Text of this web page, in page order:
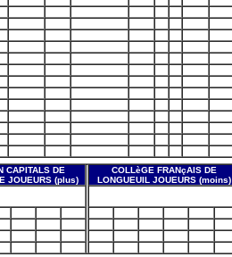
CAPITALS DE
JOUEURS (plus)
COLLèGE FRANçAIS DE
LONGUEUIL JOUEURS (moins)